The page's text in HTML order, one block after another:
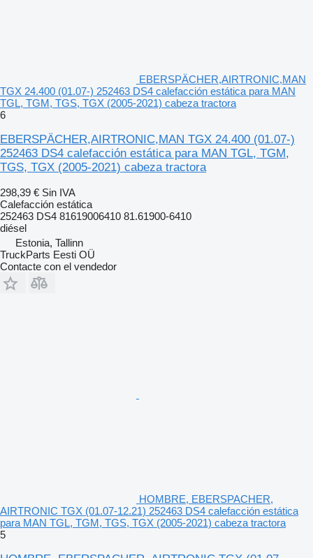
EBERSPÄCHER,AIRTRONIC,MAN
TGX 24.400 (01.07-) 252463 DS4 calefacción estática para MAN
TGL, TGM, TGS, TGX (2005-2021) cabeza tractora
6
EBERSPÄCHER,AIRTRONIC,MAN TGX 24.400 (01.07-)
252463 DS4 calefacción estática para MAN TGL, TGM,
TGS, TGX (2005-2021) cabeza tractora
298,39 € Sin IVA
Calefacción estática
252463 DS4 81619006410 81.61900-6410
diésel
Estonia, Tallinn
TruckParts Eesti OÜ
Contacte con el vendedor
HOMBRE, EBERSPACHER,
AIRTRONIC TGX (01.07-12.21) 252463 DS4 calefacción estática
para MAN TGL, TGM, TGS, TGX (2005-2021) cabeza tractora
5